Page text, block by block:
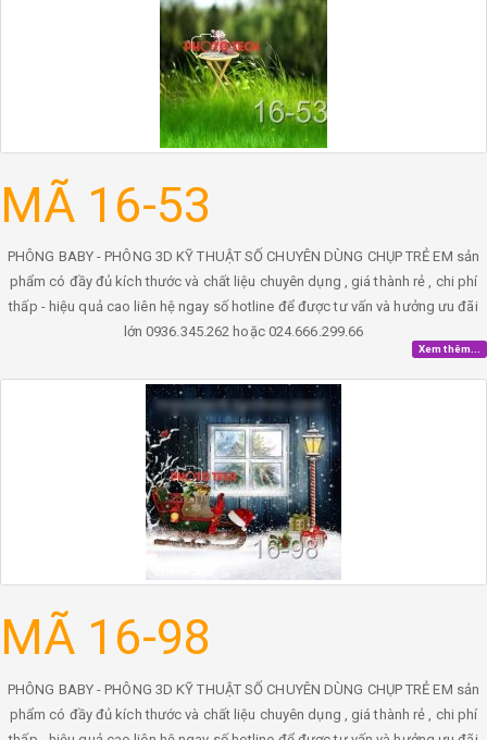
MÃ 16-53
PHÔNG BABY - PHÔNG 3D KỸ THUẬT SỐ CHUYÊN DÙNG CHỤP TRẺ EM sản
phẩm có đầy đủ kích thước và chất liệu chuyên dụng , giá thành rẻ , chi phí
thấp - hiệu quả cao liên hệ ngay số hotline để được tư vấn và hưởng ưu đãi
lớn 0936.345.262 hoặc 024.666.299.66
Xem thêm...
MÃ 16-98
PHÔNG BABY - PHÔNG 3D KỸ THUẬT SỐ CHUYÊN DÙNG CHỤP TRẺ EM sản
phẩm có đầy đủ kích thước và chất liệu chuyên dụng , giá thành rẻ , chi phí